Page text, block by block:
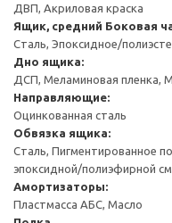
ДВП, Акриловая краска
Ящик, средний Боковая
Сталь, Эпоксидное/
Дно ящика:
ДСП, Меламиновая пленка,
Направляющие:
Оцинкованная сталь
Обвязка ящика:
Сталь, Пигментированное
эпоксидной/полиэфирной
Амортизаторы:
Пластмасса АБС, Масло